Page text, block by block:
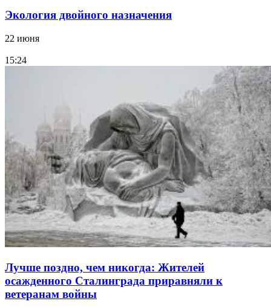
Экология двойного назначения
22 июня
15:24
Лучше поздно, чем никогда: Жителей
осажденного Сталинграда приравняли к
ветеранам войны